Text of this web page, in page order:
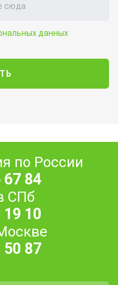
сюда
данных
по России
67 84
СПб
19 10
50 87